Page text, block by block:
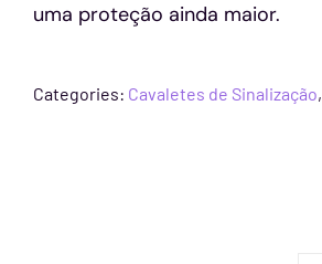
uma proteção ainda maior.
Categories: Cavaletes de Sinalização,